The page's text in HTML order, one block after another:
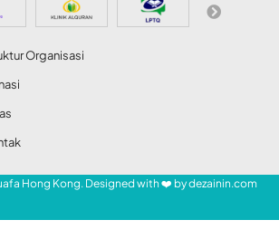
Organisasi
Hong Kong. Designed with ❤️ bydezainin.com